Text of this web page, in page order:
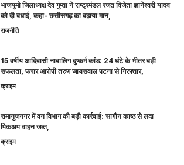
भाजयुमो जिलाध्यक्ष देव गुप्ता ने राष्ट्रमंडल रजत विजेता ज्ञानेश्वरी यादव
को दी बधाई, कहा- छत्तीसगढ़ का बढ़ाया मान,
राजनीति
15 वर्षीय आदिवासी नाबालिग दुष्कर्म कांड: 24 घंटे के भीतर बड़ी
सफलता, फरार आरोपी तरुण जायसवाल पटना से गिरफ्तार,
क्राइम
रामानुजनगर में वन विभाग की बड़ी कार्रवाई: सागौन काष्ठ से लदा
पिकअप वाहन जब्त,
क्राइम